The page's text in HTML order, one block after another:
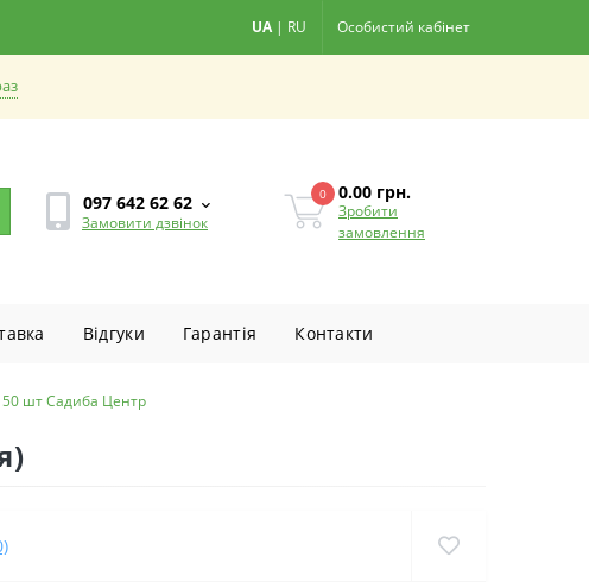
UA | RU Особистий кабінет
097 642 62 62
Замовити дзвінок
0 0.00 грн.
Зробити
замовлення
Вiдгуки Гарантiя Контакти
50 шт Садиба Центр